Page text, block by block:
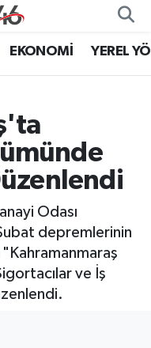
EKONOMİ YEREL
Odası
depremlerinin
"Kahramanmaraş
ve İş
Fikstür